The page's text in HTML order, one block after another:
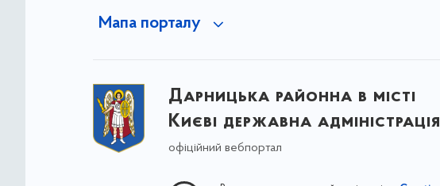
Мапа порталу
Дарницька районна в місті
Києві державна адміністрація
офіційний вебпортал